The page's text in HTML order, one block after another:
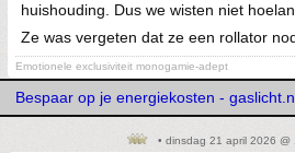
huishouding. Dus we wisten niet
Ze was vergeten dat ze een rollator
Emotionele exclusiviteit monogamie-adept
Bespaar op je energiekosten -
• dinsdag 21 april 2026 @